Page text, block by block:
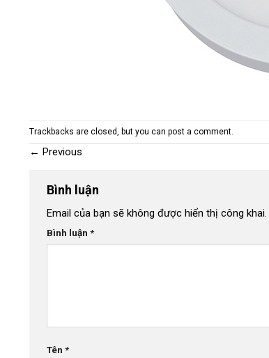
Trackbacks are closed, but you can post a comment
← Previous
Bình luận
Email của bạn sẽ không được hiển thị công khai.
Bình luận *
Tên *